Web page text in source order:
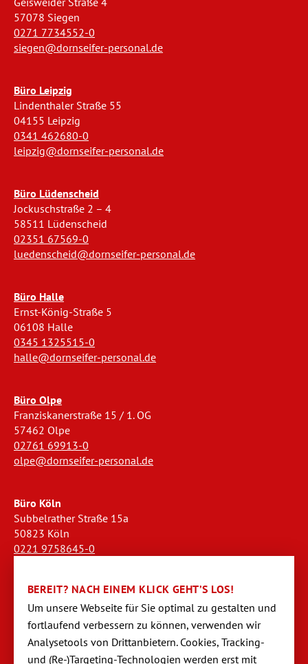
57078 Siegen
0271 7734552-0
siegen@dornseifer-personal.de
Büro Leipzig
Lindenthaler Straße 55
04155 Leipzig
0341 462680-0
leipzig@dornseifer-personal.de
Büro Lüdenscheid
Jockuschstraße 2 – 4
58511 Lüdenscheid
02351 67569-0
luedenscheid@dornseifer-personal.de
Büro Halle
Ernst-König-Straße 5
06108 Halle
0345 1325515-0
halle@dornseifer-personal.de
Büro Olpe
Franziskanerstraße 15 / 1. OG
57462 Olpe
02761 69913-0
olpe@dornseifer-personal.de
Büro Köln
Subbelrather Straße 15a
50823 Köln
0221 9758645-0
Büro Stendal
Westwall 18
39576 Stendal
03931 520944-0
BEREIT? NACH EINEM KLICK GEHT’S LOS!
Um unsere Webseite für Sie optimal zu gestalten und
fortlaufend verbessern zu können, verwen­den wir
Analysetools von Dritt­anbietern. Cookies, Tracking-
und (Re-)Targeting-Techno­logien werden erst mit